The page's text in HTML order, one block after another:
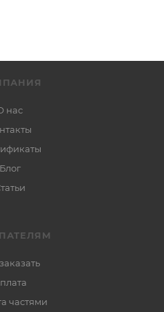
нас
Блог
частями